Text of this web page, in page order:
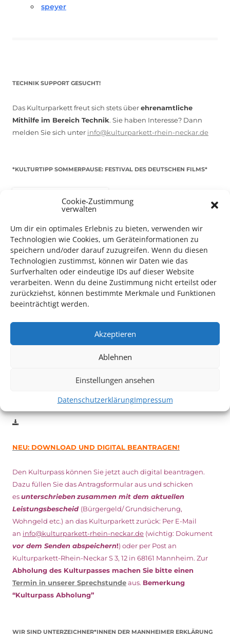
Cookie-Zustimmung
verwalten
Um dir ein optimales Erlebnis zu bieten, verwenden wir
Technologien wie Cookies, um Geräteinformationen zu
speichern und/oder darauf zuzugreifen. Wenn du diesen
Technologien zustimmst, können wir Daten wie das
Surfverhalten oder eindeutige IDs auf dieser Website
verarbeiten. Wenn du deine Zustimmung nicht erteilst oder
zurückziehst, können bestimmte Merkmale und Funktionen
beeinträchtigt werden.
Akzeptieren
Ablehnen
Einstellungen ansehen
DatenschutzerklärungImpressum
speyer
TECHNIK SUPPORT GESUCHT!
Das Kulturparkett freut sich stets überehrenamtliche
Mithilfe im Bereich Technik. Sie haben Interesse? Dann
melden Sie sich unter info@kulturparkett-rhein-neckar.de
*KULTURTIPP SOMMERPAUSE: FESTIVAL DES DEUTSCHEN FILMS*
Auch dieses Jahr findet wieder das
Vom 19. August bist zum 9. SeptemberhabenKulturpass-
Inhaber*innen freien Eintrittzu den Vorstellungen – 30
Weitere Details zum Festival finden Sie
DIGITAL KULTURPASS BEANTRAGEN
NEU: DOWNLOAD UND DIGITAL BEANTRAGEN!
Den Kulturpass können Sie jetzt auch digital beantragen.
Dazu füllen Sie das Antragsformular aus und schicken
esunterschriebenzusammen mit dem aktuellen
Leistungsbescheid (Bürgergeld/ Grundsicherung,
Wohngeld etc.) an das Kulturparkett zurück: Per E-Mail
an info@kulturparkett-rhein-neckar.de (wichtig: Dokument
vor dem Senden abspeichern!) oder per Post an
Kulturparkett-Rhein-Neckar S 3, 12 in 68161 Mannheim. Zur
Abholung des Kulturpasses machen Sie bitte einen
Termin in unserer Sprechstundeaus. Bemerkung
“Kulturpass Abholung”
WIR SIND UNTERZEICHNER*INNEN DER MANNHEIMER ERKLÄRUNG